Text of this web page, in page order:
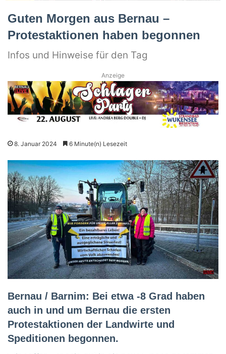
Guten Morgen aus Bernau –
Protestaktionen haben begonnen
Infos und Hinweise für den Tag
Anzeige
8. Januar 2024 6 Minute(n) Lesezeit
Bernau / Barnim: Bei etwa -8 Grad haben
auch in und um Bernau die ersten
Protestaktionen der Landwirte und
Speditionen begonnen.